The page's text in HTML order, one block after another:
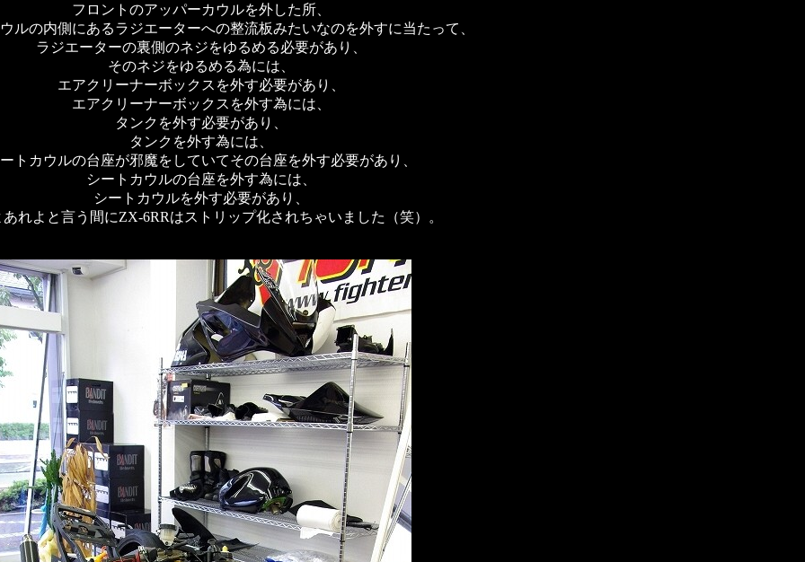
フロントのアッパーカウルを外した所、
ルの内側にあるラジエーターへの整流板みたいなのを外すに当たって、
ラジエーターの裏側のネジをゆるめる必要があり、
そのネジをゆるめる為には、
エアクリーナーボックスを外す必要があり、
エアクリーナーボックスを外す為には、
タンクを外す必要があり、
タンクを外す為には、
トカウルの台座が邪魔をしていてその台座を外す必要があり、
シートカウルの台座を外す為には、
シートカウルを外す必要があり、
れよと言う間にZX-6RRはストリップ化されちゃいました（笑）。